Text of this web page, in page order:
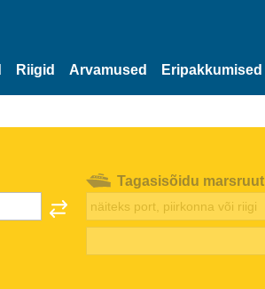
Riigid Arvamused Eripakkumised
Tagasisõidu marsruut